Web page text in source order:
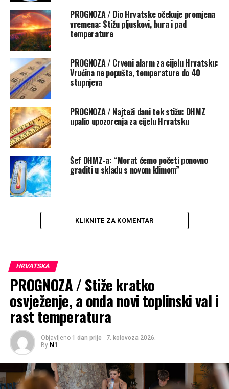
POVEZANE TEME :
UP NEXT
Stiže promjena vremena i pad temperature: Evo kada se
očekuje stabilizacija
NE PROPUSTITE
Hrvatska volontira 2026. – ovoga svibnja slavimo snagu
volontiranja diljem zemlje
PROGNOZA / Dio Hrvatske očekuje promjena
vremena: Stižu pljuskovi, bura i pad
temperature
PROGNOZA / Crveni alarm za cijelu Hrvatsku:
Vrućina ne popušta, temperature do 40
stupnjeva
PROGNOZA / Najteži dani tek stižu: DHMZ
upalio upozorenja za cijelu Hrvatsku
Šef DHMZ-a: “Morat ćemo početi ponovno
graditi u skladu s novom klimom”
KLIKNITE ZA KOMENTAR
HRVATSKA
PROGNOZA / Stiže kratko
osvježenje, a onda novi toplinski val i
rast temperatura
Objavljeno 1 dan prije - 7. kolovoza 2026.
By N1